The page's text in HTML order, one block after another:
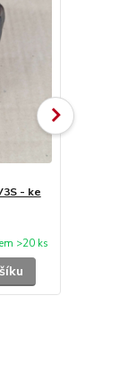
- ke
>20 ks